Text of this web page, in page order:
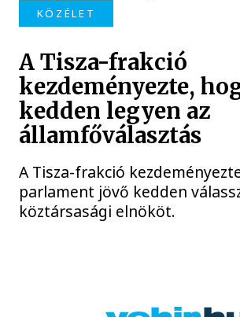
KÖZÉLET
A Tisza-frakció
kezdeményezte,
kedden legyen az
államfőválasztás
A Tisza-frakció
parlament jövő kedden
köztársasági elnököt.